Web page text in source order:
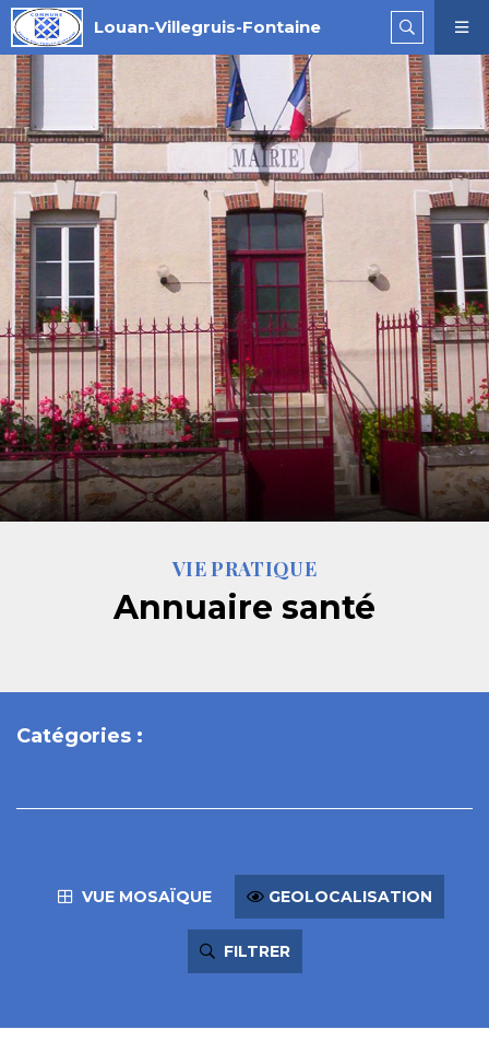
Louan-Villegruis-Fontaine
VIE PRATIQUE
Annuaire santé
Catégories :
VUE MOSAÏQUE GEOLOCALISATION
FILTRER